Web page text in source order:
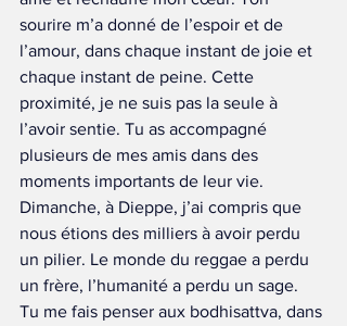
sourire m’a donné de l’espoir et de
l’amour, dans chaque instant de joie et
chaque instant de peine. Cette
proximité, je ne suis pas la seule à
l’avoir sentie. Tu as accompagné
plusieurs de mes amis dans des
moments importants de leur vie.
Dimanche, à Dieppe, j’ai compris que
nous étions des milliers à avoir perdu
un pilier. Le monde du reggae a perdu
un frère, l’humanité a perdu un sage.
Tu me fais penser aux bodhisattva, dans